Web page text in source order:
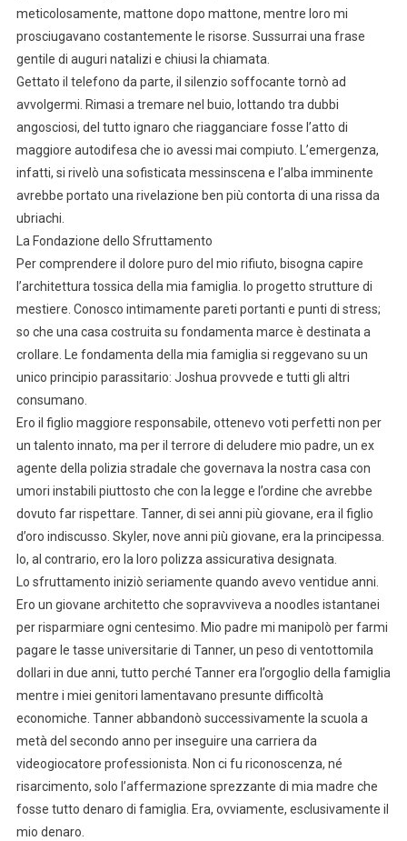
meticolosamente, mattone dopo mattone, mentre loro mi
prosciugavano costantemente le risorse. Sussurrai una frase
gentile di auguri natalizi e chiusi la chiamata.
Gettato il telefono da parte, il silenzio soffocante tornò ad
avvolgermi. Rimasi a tremare nel buio, lottando tra dubbi
angosciosi, del tutto ignaro che riagganciare fosse l’atto di
maggiore autodifesa che io avessi mai compiuto. L’emergenza,
infatti, si rivelò una sofisticata messinscena e l’alba imminente
avrebbe portato una rivelazione ben più contorta di una rissa da
ubriachi.
La Fondazione dello Sfruttamento
Per comprendere il dolore puro del mio rifiuto, bisogna capire
l’architettura tossica della mia famiglia. Io progetto strutture di
mestiere. Conosco intimamente pareti portanti e punti di stress;
so che una casa costruita su fondamenta marce è destinata a
crollare. Le fondamenta della mia famiglia si reggevano su un
unico principio parassitario: Joshua provvede e tutti gli altri
consumano.
Ero il figlio maggiore responsabile, ottenevo voti perfetti non per
un talento innato, ma per il terrore di deludere mio padre, un ex
agente della polizia stradale che governava la nostra casa con
umori instabili piuttosto che con la legge e l’ordine che avrebbe
dovuto far rispettare. Tanner, di sei anni più giovane, era il figlio
d’oro indiscusso. Skyler, nove anni più giovane, era la principessa.
Io, al contrario, ero la loro polizza assicurativa designata.
Lo sfruttamento iniziò seriamente quando avevo ventidue anni.
Ero un giovane architetto che sopravviveva a noodles istantanei
per risparmiare ogni centesimo. Mio padre mi manipolò per farmi
pagare le tasse universitarie di Tanner, un peso di ventottomila
dollari in due anni, tutto perché Tanner era l’orgoglio della famiglia
mentre i miei genitori lamentavano presunte difficoltà
economiche. Tanner abbandonò successivamente la scuola a
metà del secondo anno per inseguire una carriera da
videogiocatore professionista. Non ci fu riconoscenza, né
risarcimento, solo l’affermazione sprezzante di mia madre che
fosse tutto denaro di famiglia. Era, ovviamente, esclusivamente il
mio denaro.